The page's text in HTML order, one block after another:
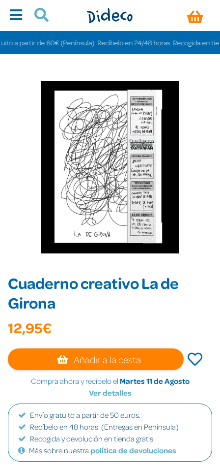
partir de 60€ (Península). Recíbelo en 24/48 horas. Recogida en
Cuaderno creativo La de
Girona
12,95€
Añadir a la cesta
Compra ahora y recíbelo el Martes 11 de Agosto
Ver detalles
Envío gratuito a partir de 50 euros.
Recíbelo en 48 horas. (Entregas en Península)
Recogida y devolución en tienda gratis.
Más sobre nuestra política de devoluciones